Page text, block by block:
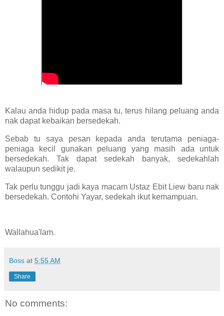
Kalau anda hidup pada masa tu, terus hilang peluang anda
nak dapat kebaikan bersedekah.
Sebab tu saya pesan kepada anda terutama peniaga-
peniaga kecil gunakan peluang yang masih ada untuk
bersedekah. Tak dapat sedekah banyak, sedekahlah
walaupun sedikit je.
Tak perlu tunggu jadi kaya macam Ustaz Ebit Liew baru nak
bersedekah. Contohi Yayar, sedekah ikut kemampuan.
Wallahua'lam.
Boss at 5:55 AM
Share
No comments: